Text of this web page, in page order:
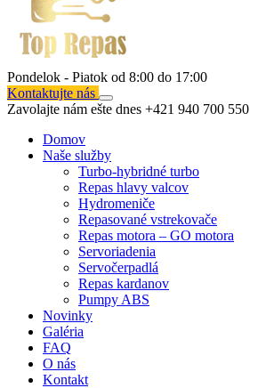
Pondelok - Piatok od 8:00 do 17:00
Kontaktujte nás
Zavolajte nám ešte dnes +421 940 700 550
Domov
Naše služby
Turbo-hybridné turbo
Repas hlavy valcov
Hydromeniče
Repasované vstrekovače
Repas motora – GO motora
Servoriadenia
Servočerpadlá
Repas kardanov
Pumpy ABS
Novinky
Galéria
FAQ
O nás
Kontakt